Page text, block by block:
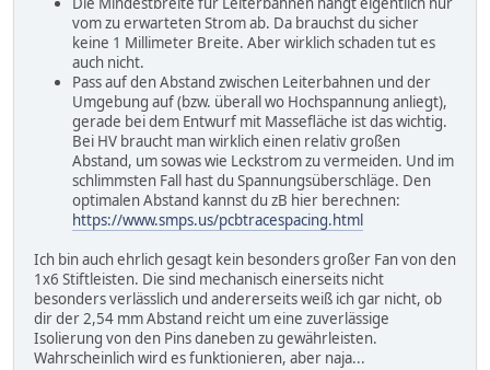
vom zu erwarteten Strom ab. Da brauchst du sicher
keine 1 Millimeter Breite. Aber wirklich schaden tut es
auch nicht.
Pass auf den Abstand zwischen Leiterbahnen und der
Umgebung auf (bzw. überall wo Hochspannung anliegt),
gerade bei dem Entwurf mit Massefläche ist das wichtig.
Bei HV braucht man wirklich einen relativ großen
Abstand, um sowas wie Leckstrom zu vermeiden. Und im
schlimmsten Fall hast du Spannungsüberschläge. Den
optimalen Abstand kannst du zB hier berechnen:
https://www.smps.us/pcbtracespacing.html
Ich bin auch ehrlich gesagt kein besonders großer Fan von den
1x6 Stiftleisten. Die sind mechanisch einerseits nicht
besonders verlässlich und andererseits weiß ich gar nicht, ob
dir der 2,54 mm Abstand reicht um eine zuverlässige
Isolierung von den Pins daneben zu gewährleisten.
Wahrscheinlich wird es funktionieren, aber naja...